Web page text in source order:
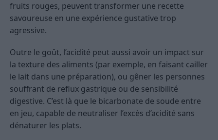
fruits rouges, peuvent transformer une recette
savoureuse en une expérience gustative trop
agressive.
Outre le goût, l’acidité peut aussi avoir un impact sur
la texture des aliments (par exemple, en faisant cailler
le lait dans une préparation), ou gêner les personnes
souffrant de reflux gastrique ou de sensibilité
digestive. C’est là que le bicarbonate de soude entre
en jeu, capable de neutraliser l’excès d’acidité sans
dénaturer les plats.